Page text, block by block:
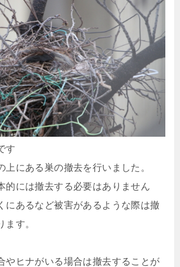
す
上にある巣の撤去を行いました。
的には撤去する必要はありません
にあるなど被害があるような際は撤
ます。
やヒナがいる場合は撤去することが